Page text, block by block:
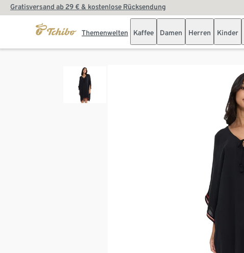
Gratisversand ab 29 € & kostenlose Rücksendung
Themenwelten Kaffee Damen Herren Kinder